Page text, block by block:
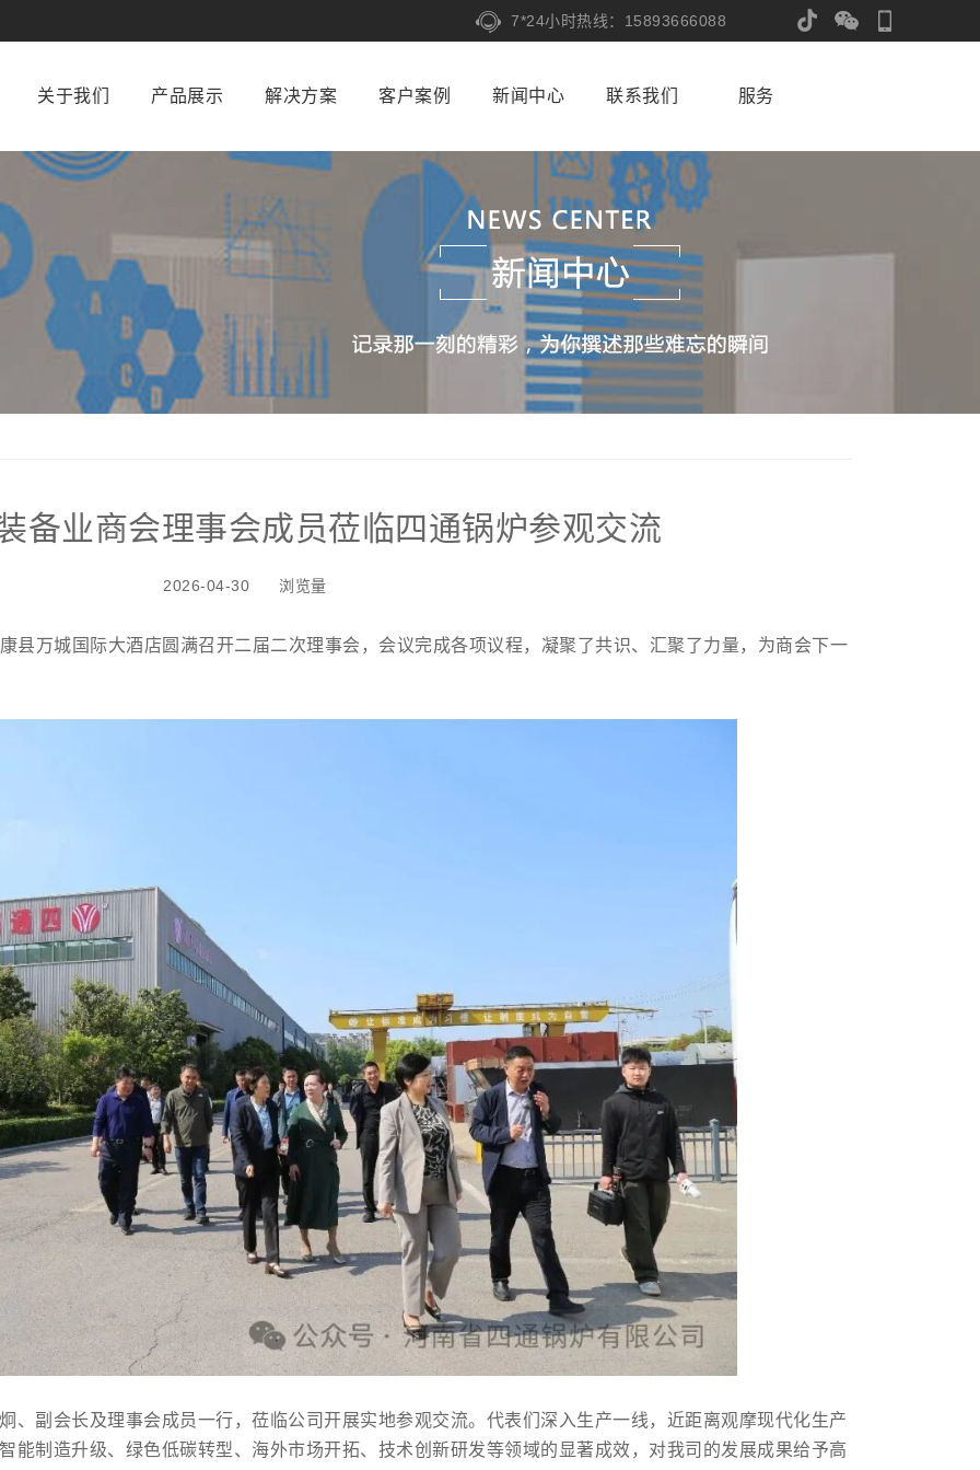
7*24小时热线：15893666088
关于我们 产品展示 解决方案 客户案例 新闻中心 联系我们 服务
备业商会理事会成员莅临四通锅炉参观交流
2026-04-30 浏览量
县万城国际大酒店圆满召开二届二次理事会，会议完成各项议程，凝聚了共识、汇聚了力量，为商会下一
、副会长及理事会成员一行，莅临公司开展实地参观交流。代表们深入生产一线，近距离观摩现代化生产
能制造升级、绿色低碳转型、海外市场开拓、技术创新研发等领域的显著成效，对我司的发展成果给予高